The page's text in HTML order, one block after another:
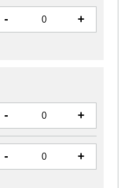
- +
- +
- +